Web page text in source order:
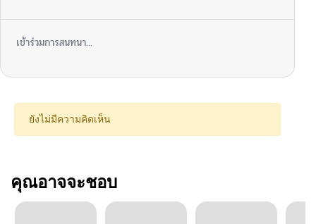
เข้าร่วมการสนทนา...
ยังไม่มีความคิดเห็น
คุณอาจจะชอบ